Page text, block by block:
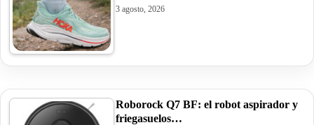
3 agosto, 2026
Roborock Q7 BF: el robot aspirador y
friegasuelos…